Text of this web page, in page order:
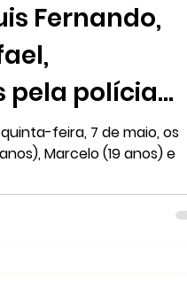
Fernando,
pela polícia
(Curitiba)
feira, 7 de maio, os
Marcelo (19 anos) e